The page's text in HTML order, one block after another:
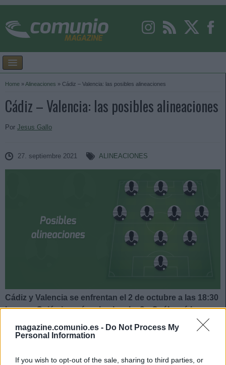
magazine.comunio.es - Do Not Process My
Personal Information
If you wish to opt-out of the sale, sharing to third parties, or
Home »Alineaciones » Cádiz – Valencia: las posibles alineaciones
Cádiz – Valencia: las posibles alineaciones
Por Jesus Gallo
27. septiembre 2021 ALINEACIONES
Cádiz y Valencia se enfrentan el 2 de octubre a las 18:30
horas. ¿Quién jugará en los locales? ¿Cuál será la
alineación que presente Bordalás? A continuación, las
posibles alineaciones del Cádiz-Valencia.
Cádiz